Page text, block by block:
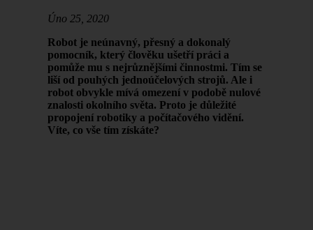
Úno 25, 2020
Robot je neúnavný, přesný a dokonalý
pomocník, který člověku ušetří práci a
pomůže mu s nejrůznějšími činnostmi. Tím se
liší od pouhých jednoúčelových strojů. Ale i
robot obvykle mívá omezení v podobě nulové
znalosti okolního světa. Proto je důležité
propojení robotiky a počítačového vidění.
Víte, co vše tím získáte?